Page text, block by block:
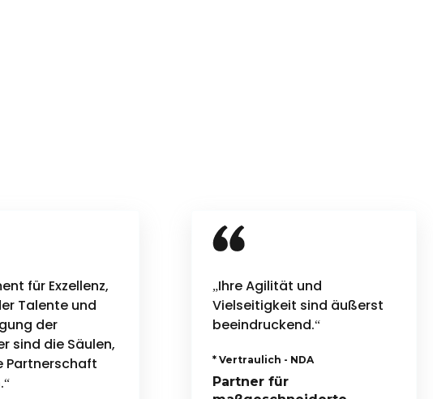
für Exzellenz,
Talente und
der
sind die Säulen,
Partnerschaft
„Ihre Agilität und
Vielseitigkeit sind äußerst
beeindruckend.“
* Vertraulich - NDA
Partner für